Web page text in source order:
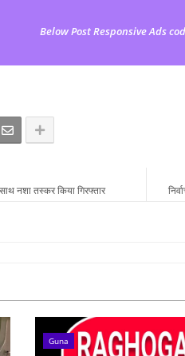
Below Post Responsive Ads
नशा तस्कर किया गिरफ्तार
Guna